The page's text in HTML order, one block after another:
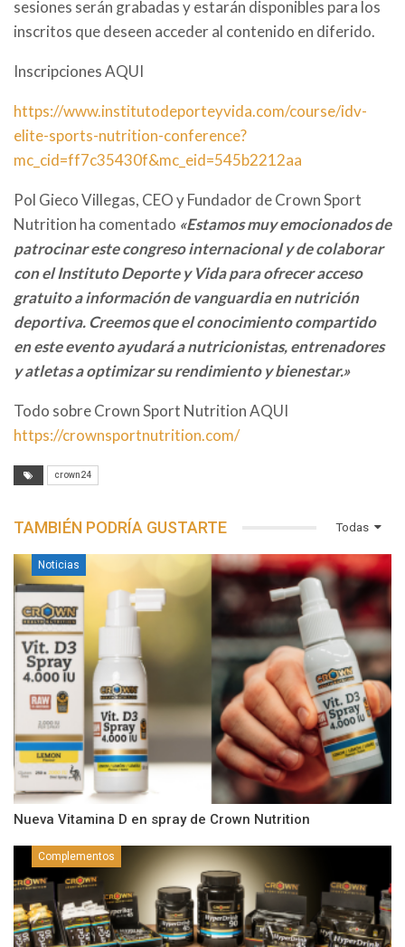
sesiones serán grabadas y estarán disponibles para los
inscritos que deseen acceder al contenido en diferido.
Inscripciones AQUI
https://www.institutodeporteyvida.com/course/idv-
elite-sports-nutrition-conference?
mc_cid=ff7c35430f&mc_eid=545b2212aa
Pol Gieco Villegas, CEO y Fundador de Crown Sport
Nutrition ha comentado «Estamos muy emocionados de
patrocinar este congreso internacional y de colaborar
con el Instituto Deporte y Vida para ofrecer acceso
gratuito a información de vanguardia en nutrición
deportiva. Creemos que el conocimiento compartido
en este evento ayudará a nutricionistas, entrenadores
y atletas a optimizar su rendimiento y bienestar.»
Todo sobre Crown Sport Nutrition AQUI
https://crownsportnutrition.com/
crown24
Todas
TAMBIÉN PODRÍA GUSTARTE
Noticias
Nueva Vitamina D en spray de Crown Nutrition
Complementos